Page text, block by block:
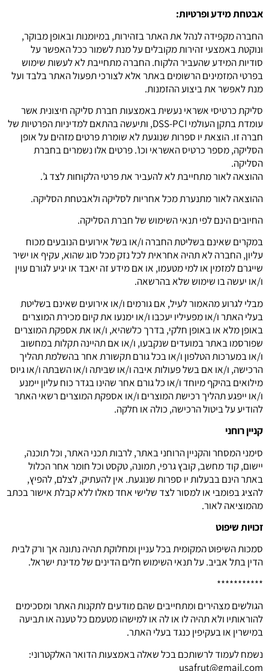
אבטחת מידע ופרטיות:
החברה מקפידה לנהל את האתר בזהירות, במיומנות ובאופן מבוקר,
ונוקטת באמצעי זהירות מקובלים על מנת לשמור ככל האפשר על
סודיות המידע שהעביר הלקוח. החברה מתחייבת לא לעשות שימוש
בפרטי המזמינים הרשומים באתר אלא לצורכי תפעול האתר בלבד ועל
מנת לאפשר את ביצוע ההזמנות.
סליקת כרטיסי אשראי נעשית באמצעות חברת סליקה חיצונית אשר
עומדת בתקן העולמי DSS-PCI, ותיעשה בהתאם למדיניות הפרטיות של
חברה זו. הוצאת יו ספרות שנוגעת לא שומרת פרטים מזהים על אופן
הסליקה, מספר כרטיס האשראי וכו’. פרטים אלו נשמרים בחברת
הסליקה.
ההוצאה לאור מתחייבת לא להעביר את פרטי הלקוחות לצד ג’.
ההוצאה לאור מתנערת מכל אחריות לסליקה ולאבטחת הסליקה.
החיובים הינם לפי תנאי השימוש של חברת הסליקה.
במקרים שאינם בשליטת החברה ו/או בשל אירועים הנובעים מכוח
עליון, החברה לא תהיה אחראית לכל נזק מכל סוג שהוא, עקיף או ישיר
שייגרם למזמין או למי מטעמו, או אם מידע זה יאבד או יגיע לגורם עוין
ו/או יעשה בו שימוש שלא בהרשאה.
מבלי לגרוע מהאמור לעיל, אם גורמים ו/או אירועים שאינם בשליטת
בעלי האתר ו/או מפעיליו יעכבו ו/או ימנעו את קיום מכירת המוצרים
באופן מלא או באופן חלקי, בדרך כלשהיא, ו/או את אספקת המוצרים
שפורסמו באתר במועדים שנקבעו, ו/או אם תהיינה תקלות במחשוב
ו/או במערכות הטלפון ו/או בכל גורם תקשורת אחר בהשלמת תהליך
הרכישה, ו/או אם בשל פעולות איבה ו/או שביתה ו/או השבתה ו/או גיוס
מילואים בהיקף מיוחד ו/או כל גורם אחר שהינו בגדר כוח עליון יימנע
ו/או ייפגע תהליך רכישת המוצרים ו/או אספקת המוצרים רשאי האתר
להודיע על ביטול הרכישה, כולה או חלקה.
קניין רוחני
סימני המסחר והקניין הרוחני באתר, לרבות תכני האתר, וכל תוכנה,
יישום, קוד מחשב, קובץ גרפי, תמונה, טקסט וכל חומר אחר הכלול
באתר הינם בבעלות יו ספרות שנוגעת. אין להעתיק, לצלם, להפיץ,
להציג בפומבי או למסור לצד שלישי אחד מאלו ללא קבלת אישור בכתב
מהמוציאה לאור.
זכויות שיפוט
סמכות השיפוט המקומית בכל עניין ומחלוקת תהיה נתונה אך ורק לבית
הדין בתל אביב. על תנאי השימוש חלים הדינים של מדינת ישראל.
***********
הגולשים מצהירים ומתחייבים שהם מודעים לתקנות האתר ומסכימים
להוראותיו ולא תהיה לו או לה או למישהו מטעמם כל טענה או תביעה
במישרין או בעקיפין כנגד בעלי האתר.
נשמח לעמוד לרשותכם בכל שאלה באמצעות הדואר האלקטרוני:
usafrut@gmail.com